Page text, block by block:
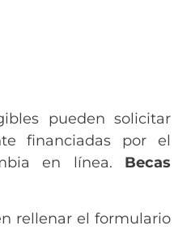
pueden solicitar
financiadas por el
en línea. Becas
rellenar el formulario